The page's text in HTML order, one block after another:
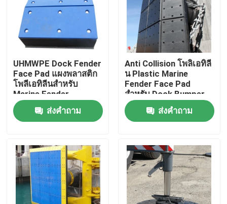
ทัวร์โรงงาน
ควบคุมคุณภาพ
ติดต่อเรา
ข่าว
UHMWPE ไลเนอร์
แผ่นป้องกันพื้น
UHMWPE Dock Fender
Face Pad แผงพลาสติก
โพลีเอทิลีนสำหรับ
Marine Fender
ส่งคำถาม
Anti Collision โพลิเอทิลี
น Plastic Marine
Fender Face Pad
สำหรับ Dock Bumper
Boards
ส่งคำถาม